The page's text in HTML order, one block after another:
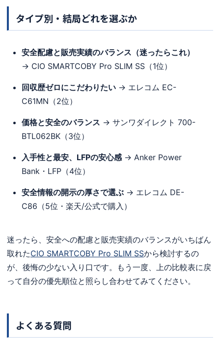
タイプ別・結局どれを選ぶか
安全配慮と販売実績のバランス（迷ったらこれ）
→ CIO SMARTCOBY Pro SLIM SS（1位）
回収歴ゼロにこだわりたい → エレコム EC-
C61MN（2位）
価格と安全のバランス → サンワダイレクト 700-
BTL062BK（3位）
入手性と最安、LFPの安心感→ Anker Power
Bank・LFP（4位）
安全情報の開示の厚さで選ぶ → エレコム DE-
C86（5位・楽天/公式で購入）
迷ったら、安全への配慮と販売実績のバランスがいちばん
取れたCIO SMARTCOBY Pro SLIM SSから検討するの
が、後悔の少ない入り口です。もう一度、上の比較表に戻
って自分の優先順位と照らし合わせてみてください。
よくある質問